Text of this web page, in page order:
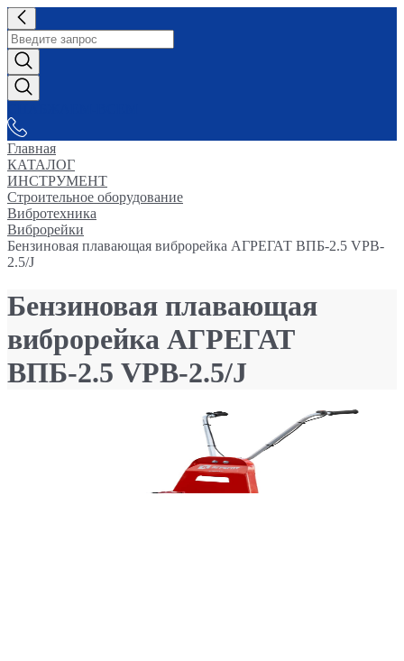
Главная
КАТАЛОГ
ИНСТРУМЕНТ
Строительное оборудование
Вибротехника
Виброрейки
Бензиновая плавающая виброрейка АГРЕГАТ ВПБ-2.5 VPB-
2.5/J
Бензиновая плавающая
виброрейка АГРЕГАТ
ВПБ-2.5 VPB-2.5/J